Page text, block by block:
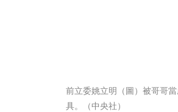
前立委姚立明（圖）被哥哥
具。（中央社）